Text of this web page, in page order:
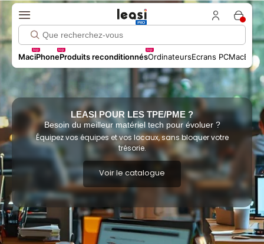
Mac
top
iPhone
top
Produits reconditionnés
top
OrdinateursEcrans PCMacBook
LEASI POUR LES TPE/PME ?
Besoin du meilleur matériel tech pour évoluer ?
Équipez vos équipes et vos locaux, sans bloquer votre
trésorie.
Voir le catalogue